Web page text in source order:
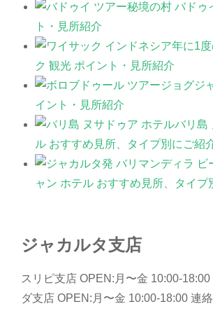
秘境の村 バドゥ
ト・見所紹介
年に1
ク 観光 ポイント・見所紹介
ジョグジ
イント・見所紹介
バリ島
ル おすすめ見所、タイプ別にご紹
ャン ホテル おすすめ見所、タイプ
ジャカルタ支店
スリピ支店 OPEN:月〜金 10:00-
ダ支店 OPEN:月〜金 10:00-18:00 連